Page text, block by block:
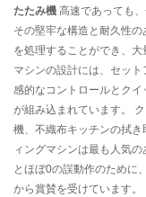
たたみ機 高速であっても
その堅牢な構造と耐久性
を処理することができ、大
マシンの設計には、セッ
感的なコントロールとク
が組み込まれています。
機、不織布キッチンの拭
ィングマシンは最も人気
とほぼ0の誤動作のために
から賞賛を受けています。